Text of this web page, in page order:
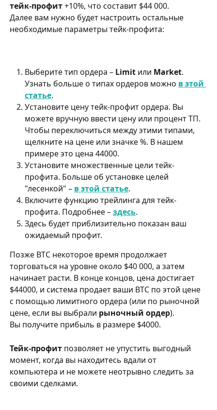
тейк-профит +10%, что составит $44 000.
Далее вам нужно будет настроить остальные
необходимые параметры тейк-профита:
Выберите тип ордера – Limit или Market.
Узнать больше о типах ордеров можно в этой
статье.
Установите цену тейк-профит ордера. Вы
можете вручную ввести цену или процент ТП.
Чтобы переключиться между этими типами,
щелкните на цене или значке %. В нашем
примере это цена 44000.
Установите множественные цели тейк-
профита. Больше об установке целей
"лесенкой" – в этой статье.
Включите функцию трейлинга для тейк-
профита. Подробнее – здесь.
Здесь будет приблизительно показан ваш
ожидаемый профит.
Позже BTC некоторое время продолжает
торговаться на уровне около $40 000, а затем
начинает расти. В конце концов, цена достигает
$44000, и система продает ваши BTC по этой цене
с помощью лимитного ордера (или по рыночной
цене, если вы выбрали рыночный ордер).
Вы получите прибыль в размере $4000.
Тейк-профит позволяет не упустить выгодный
момент, когда вы находитесь вдали от
компьютера и не можете неотрывно следить за
своими сделками.